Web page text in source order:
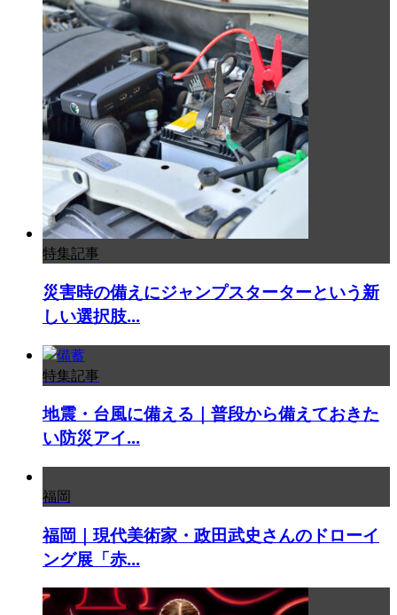
特集記事
災害時の備えにジャンプスターターという新
しい選択肢...
特集記事
地震・台風に備える｜普段から備えておきた
い防災アイ...
福岡
福岡｜現代美術家・政田武史さんのドローイ
ング展「赤...